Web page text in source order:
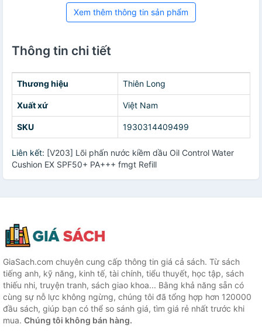
Xem thêm thông tin sản phẩm
Thông tin chi tiết
Thương hiệu Thiên Long
Xuất xứ Việt Nam
SKU 1930314409499
Liên kết: [V203] Lõi phấn nước kiềm dầu Oil Control Water
Cushion EX SPF50+ PA+++ fmgt Refill
GiaSach.com chuyên cung cấp thông tin giá cả sách. Từ sách
tiếng anh, kỹ năng, kinh tế, tài chính, tiểu thuyết, học tập, sách
thiếu nhi, truyện tranh, sách giao khoa... Bằng khả năng sẵn có
cùng sự nỗ lực không ngừng, chúng tôi đã tổng hợp hơn 120000
đầu sách, giúp bạn có thể so sánh giá, tìm giá rẻ nhất trước khi
mua. Chúng tôi không bán hàng.